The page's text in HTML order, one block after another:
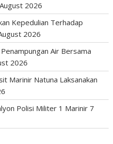
2026
Kepedulian Terhadap
2026
Air Bersama
2026
Marinir Natuna Laksanakan
Polisi Militer 1 Marinir 7